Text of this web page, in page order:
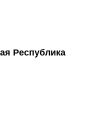
Республика